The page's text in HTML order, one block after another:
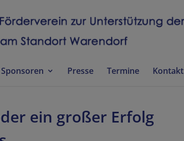
Sponsoren Presse Termine Kontakt
ein großer Erfolg